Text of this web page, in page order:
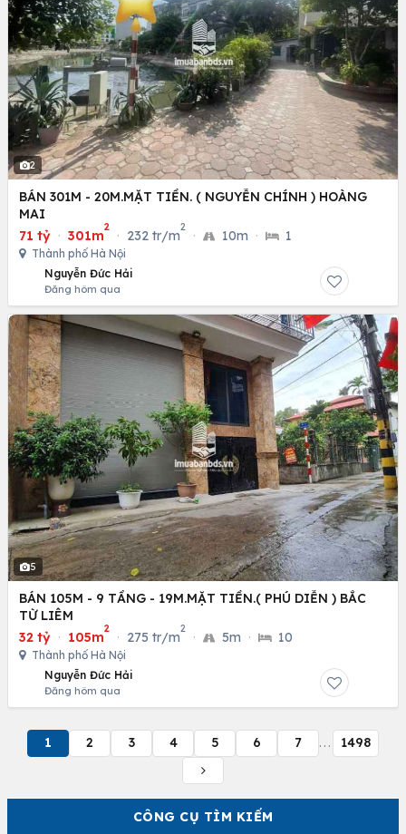
CÔNG CỤ TÌM KIẾM
2
BÁN 301M - 20M.MẶT TIỀN. ( NGUYỄN CHÍNH ) HOÀNG
MAI
71 tỷ · 301m
2
· 232 tr/m
2
· 10m · 1
Thành phố Hà Nội
Nguyễn Đức Hải
Đăng hôm qua
5
BÁN 105M - 9 TẦNG - 19M.MẶT TIỀN.( PHÚ DIỄN ) BẮC
TỪ LIÊM
32 tỷ · 105m
2
· 275 tr/m
2
· 5m · 10
Thành phố Hà Nội
Nguyễn Đức Hải
Đăng hôm qua
1 2 3 4 5 6 7 ... 1498